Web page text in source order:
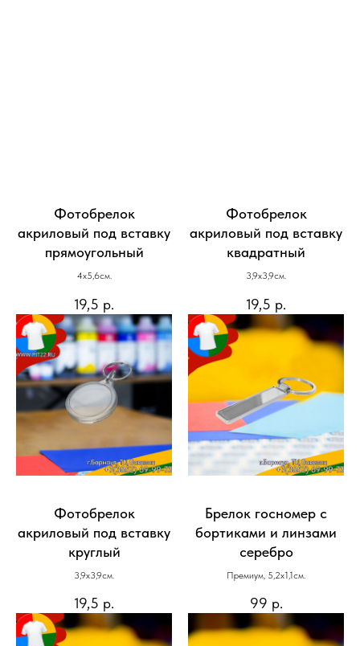
Фотобрелок
акриловый под вставку
прямоугольный
4х5,6см.
19,5 р.
Фотобрелок
акриловый под вставку
квадратный
3,9х3,9см.
19,5 р.
Фотобрелок
акриловый под вставку
круглый
3,9х3,9см.
19,5 р.
Брелок госномер с
бортиками и линзами
серебро
Премиум, 5,2х1,1см.
99 р.